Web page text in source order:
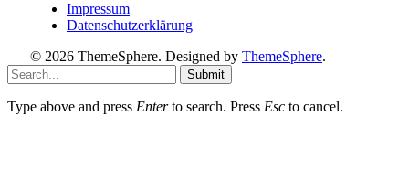
Impressum
Datenschutzerklärung
© 2026 ThemeSphere. Designed by ThemeSphere.
Submit
Type above and press Enterto search. Press Esc to cancel.